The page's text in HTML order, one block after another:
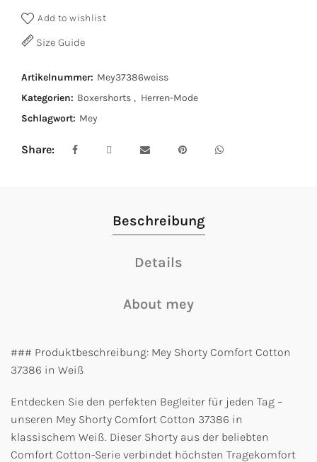
Add to wishlist
Size Guide
Artikelnummer: Mey37386weiss
Kategorien: Boxershorts , Herren-Mode
Schlagwort: Mey
Share
Beschreibung
Details
About mey
### Produktbeschreibung: Mey Shorty Comfort Cotton
37386 in Weiß
Entdecken Sie den perfekten Begleiter für jeden Tag –
unseren Mey Shorty Comfort Cotton 37386 in
klassischem Weiß. Dieser Shorty aus der beliebten
Comfort Cotton-Serie verbindet höchsten Tragekomfort